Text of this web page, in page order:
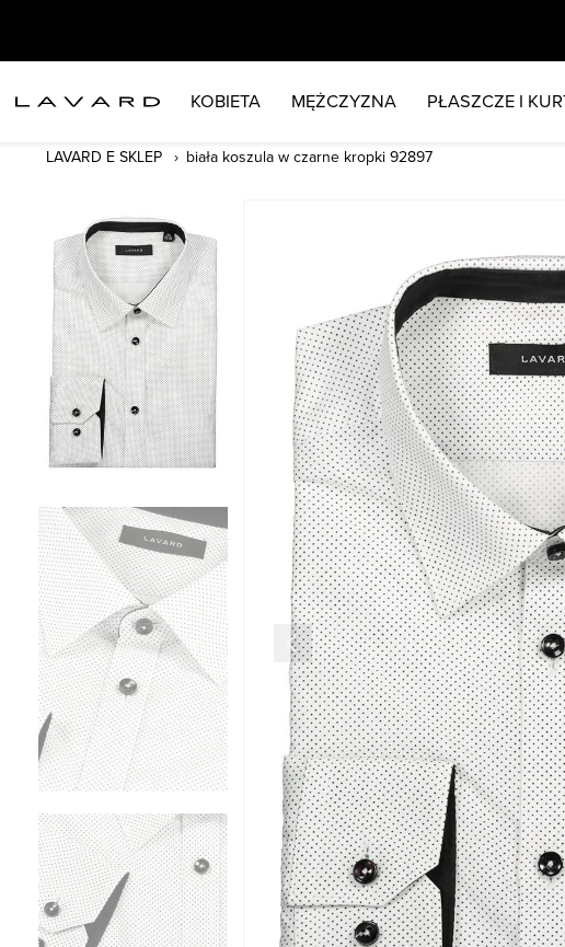
KOBIETA MĘŻCZYZNA PŁASZCZE I
LAVARD E SKLEP biała koszula w czarne kropki 92897